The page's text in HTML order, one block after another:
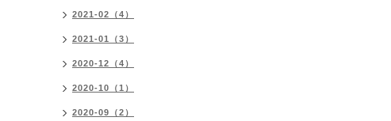
2021-02（4）
2021-01（3）
2020-12（4）
2020-10（1）
2020-09（2）